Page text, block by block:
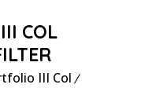
COL
III Col